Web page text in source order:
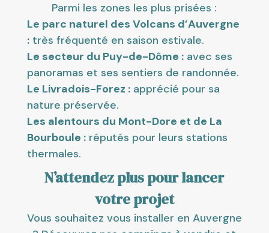
Parmi les zones les plus prisées :
Le parc naturel des Volcans d’Auvergne
:très fréquenté en saison estivale.
Le secteur du Puy-de-Dôme :avec ses
panoramas et ses sentiers de randonnée.
Le Livradois-Forez :apprécié pour sa
nature préservée.
Les alentours du Mont-Dore et de La
Bourboule :réputés pour leurs stations
thermales.
N’attendez plus pour lancer
votre projet
Vous souhaitez vous installer en Auvergne